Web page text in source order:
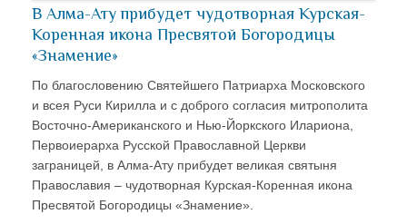
В Алма-Ату прибудет чудотворная Курская-
Коренная икона Пресвятой Богородицы
«Знамение»
По благословению Святейшего Патриарха Московского
и всея Руси Кирилла и с доброго согласия митрополита
Восточно-Американского и Нью-Йоркского Илариона,
Первоиерарха Русской Православной Церкви
заграницей, в Алма-Ату прибудет великая святыня
Православия – чудотворная Курская-Коренная икона
Пресвятой Богородицы «Знамение».